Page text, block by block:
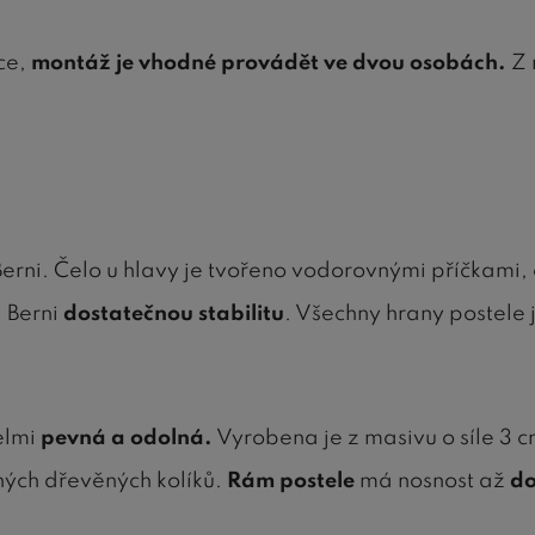
montáž je vhodné provádět ve dvou osobách. Z
Čelo u hlavy je tvořeno vodorovnými
dostatečnou stabilitu. Všechny hrany
pevná a odolná. Vyrobena je z masivu o síle 3
dřevěných kolíků. Rám postele má nosnost až